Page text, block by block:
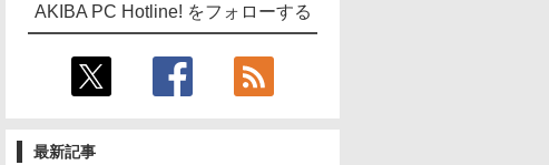
AKIBA PC Hotline! をフォローする
最新記事